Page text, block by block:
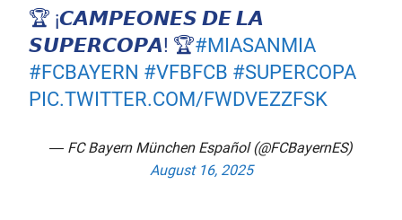
🏆 ¡𝘾𝘼𝙈𝙋𝙀𝙊𝙉𝙀𝙎 𝘿𝙀 𝙇𝘼
𝙎𝙐𝙋𝙀𝙍𝘾𝙊𝙋𝘼! 🏆#MIASANMIA
#FCBAYERN #VFBFCB #SUPERCOPA
PIC.TWITTER.COM/FWDVEZZFSK
— FC Bayern München Español (@FCBayernES)
August 16, 2025